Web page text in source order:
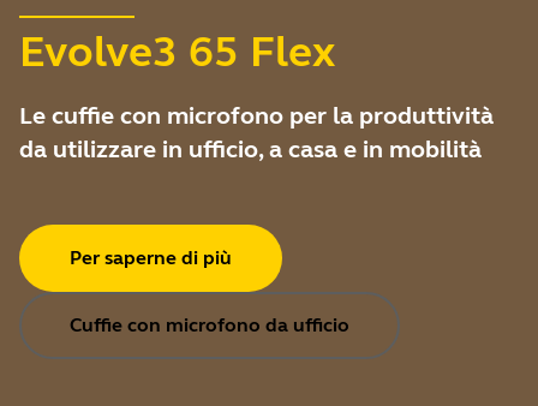
Evolve3 65 Flex
Le cuffie con microfono per la produttività
da utilizzare in ufficio, a casa e in mobilità
Per saperne di più
Cuffie con microfono da ufficio